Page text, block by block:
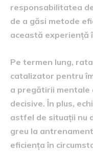
responsabilitatea
de a găsi metode
această experiență
Pe termen lung,
catalizator pentru
a pregătirii mentale
decisive. În plus,
astfel de situații nu
greu la
eficiența în